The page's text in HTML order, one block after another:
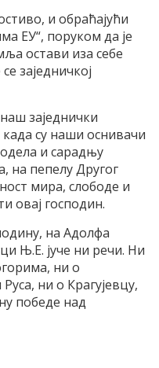
и обраћајући
ЕУ“, поруком да је
остави иза себе
заједничкој
заједнички
су наши оснивачи
и сарадњу
на пепелу Другог
мира, слободе и
овај господин.
на Адолфа
Њ.Е. јуче ни речи. Ни
ни о
ни о Крагујевцу,
победе над